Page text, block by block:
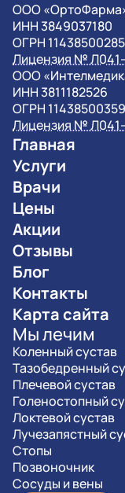
OOO
ИНН 3849037180
ОГРН
Лицензия №
OOO
ИНН 3811182526
ОГРН
Лицензия №
Главная
Услуги
Врачи
Цены
Акции
Отзывы
Блог
Контакты
Карта сайта
Мы лечим
Коленный сустав
Тазобедренный
Плечевой сустав
Голеностопный
Локтевой сустав
Лучезапястный
Стопы
Позвоночник
Сосуды и вены